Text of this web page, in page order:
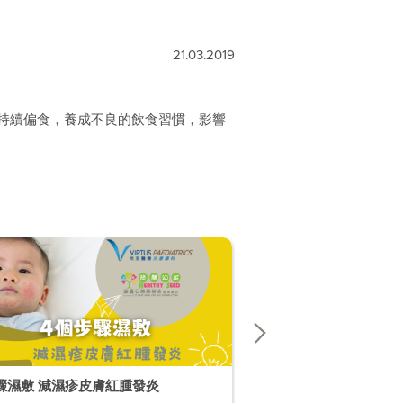
21.03.2019
續偏食，養成不良的飲食習慣，影響
4個步驟濕敷 減濕疹皮膚紅腫發炎